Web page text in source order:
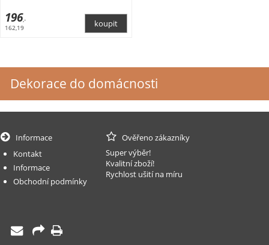
196,-
162,19
Dekorace do domácnosti
Informace
Kontakt
Informace
Obchodní podmínky
Ověřeno zákazníky
Super výběr!
Kvalitní zboží!
Rychlost ušití na míru